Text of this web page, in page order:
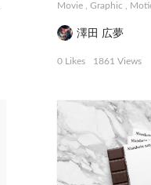
Photograph
Movie ,Graphic
澤田 広夢
0 Likes 1861 Views